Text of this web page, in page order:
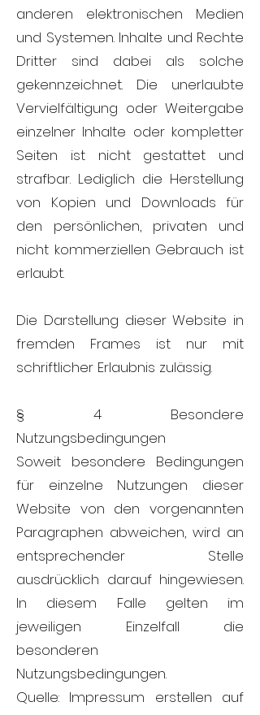
anderen elektronischen Medien
und Systemen. Inhalte und Rechte
Dritter sind dabei als solche
gekennzeichnet. Die unerlaubte
Vervielfältigung oder Weitergabe
einzelner Inhalte oder kompletter
Seiten ist nicht gestattet und
strafbar. Lediglich die Herstellung
von Kopien und Downloads für
den persönlichen, privaten und
nicht kommerziellen Gebrauch ist
erlaubt.
Die Darstellung dieser Website in
fremden Frames ist nur mit
schriftlicher Erlaubnis zulässig.
§ 4 Besondere
Nutzungsbedingungen
Soweit besondere Bedingungen
für einzelne Nutzungen dieser
Website von den vorgenannten
Paragraphen abweichen, wird an
entsprechender Stelle
ausdrücklich darauf hingewiesen.
In diesem Falle gelten im
jeweiligen Einzelfall die
besonderen
Nutzungsbedingungen.
Quelle: Impressum erstellen auf